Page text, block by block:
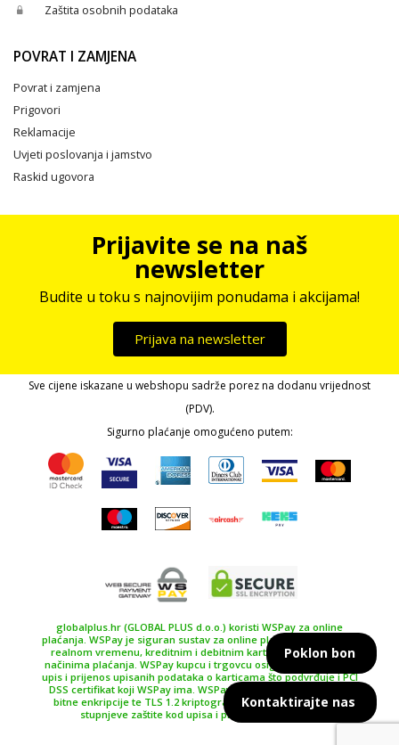
Zaštita osobnih podataka
POVRAT I ZAMJENA
Povrat i zamjena
Prigovori
Reklamacije
Uvjeti poslovanja i jamstvo
Raskid ugovora
Prijavite se na naš
newsletter
Budite u toku s najnovijim ponudama i akcijama!
Prijava na newsletter
Sve cijene iskazane u webshopu sadrže porez na dodanu vrijednost
(PDV).
Sigurno plaćanje omogućeno putem:
globalplus.hr (GLOBAL PLUS d.o.o.) koristi WSPay za online
plaćanja. WSPay je siguran sustav za online plaćanje, plaćanje u
realnom vremenu, kreditnim i debitnim karticama te drugim
načinima plaćanja. WSPay kupcu i trgovcu osiguravaju siguran
upis i prijenos upisanih podataka o karticama što podvrđuje i PCI
DSS certifikat koji WSPay ima. WSPay koristi SSL certifikat 256
bitne enkripcije te TLS 1.2 kriptografski protokol kao najviše
stupnjeve zaštite kod upisa i prijenosa podataka.
Kontaktirajte nas
Poklon bon